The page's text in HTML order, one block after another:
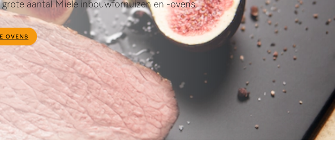
aantal Miele inbouwfornuizen en -ovens.
OVENS